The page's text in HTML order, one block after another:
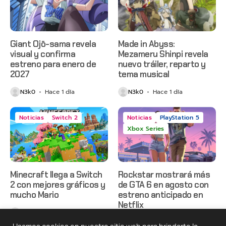
Giant Ojō-sama revela
visual y confirma
estreno para enero de
2027
N3k0 Hace 1 día
Made in Abyss:
Mezameru Shinpi revela
nuevo tráiler, reparto y
tema musical
N3k0 Hace 1 día
Noticias Switch 2
Minecraft llega a Switch
2 con mejores gráficos y
mucho Mario
Noticias
PlayStation 5
Xbox Series
Rockstar mostrará más
de GTA 6 en agosto con
estreno anticipado en
Netflix
N3k0 Hace 2 días